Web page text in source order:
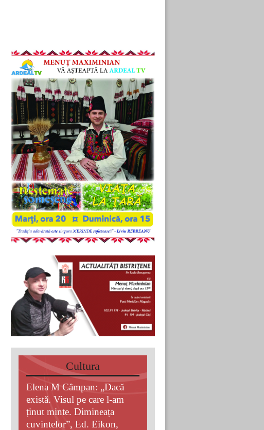
Cultura
Elena M Câmpan: „Dacă
există. Visul pe care l-am
ținut minte. Dimineața
cuvintelor”, Ed. Eikon,